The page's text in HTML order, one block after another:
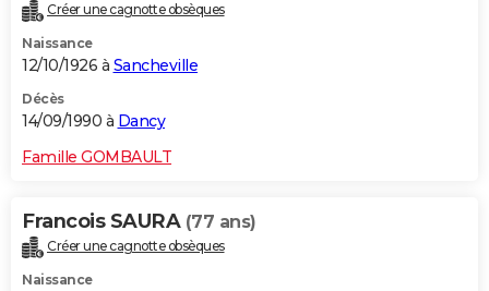
Créer une cagnotte obsèques
Naissance
12/10/1926 à Sancheville
Décès
14/09/1990 à Dancy
Famille GOMBAULT
Francois SAURA (77 ans)
Créer une cagnotte obsèques
Naissance